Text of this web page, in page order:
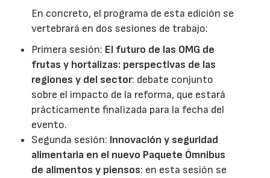
En concreto, el programa de esta edición se
vertebrará en dos sesiones de trabajo:
Primera sesión: El futuro de las OMG de
frutas y hortalizas: perspectivas de las
regiones y del sector: debate conjunto
sobre el impacto de la reforma, que estará
prácticamente finalizada para la fecha del
evento.
Segunda sesión: Innovación y seguridad
alimentaria en el nuevo Paquete Ómnibus
de alimentos y piensos: en esta sesión se